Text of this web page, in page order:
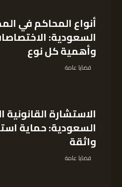
أنواع المحاكم في
السعودية:
وأهمية كل نوع
قضايا عامة
الاستشارة القانونية
السعودية: حماية
واثقة
قضايا عامة